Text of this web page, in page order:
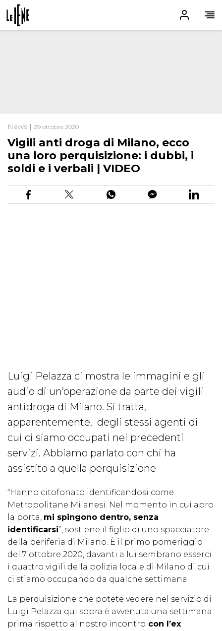
News | 29 ottobre 2020
Vigili anti droga di Milano, ecco
una loro perquisizione: i dubbi, i
soldi e i verbali | VIDEO
Luigi Pelazza ci mostra le immagini e gli
audio di un’operazione da parte dei vigili
antidroga di Milano. Si tratta,
apparentemente, degli stessi agenti di
cui ci siamo occupati nei precedenti
servizi. Abbiamo parlato con chi ha
assistito a quella perquisizione
“Hanno citofonato identificandosi come
Metropolitane Milanesi. Nel momento in cui apro
la porta, mi spingono dentro, senza
identificarsi”, sostiene il figlio di uno spacciatore
della periferia di Milano. È il primo pomeriggio
del 7 ottobre 2020, davanti a lui sembrano esserci
i quattro vigili della polizia locale di Milano di cui
ci stiamo occupando da qualche settimana.
La perquisizione che potete vedere nel servizio di
Luigi Pelazza qui sopra è avvenuta una settimana
prima rispetto al nostro incontro con l’ex